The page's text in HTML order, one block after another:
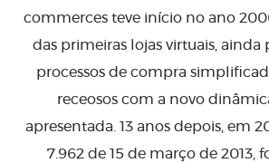
commerces teve início no ano
das primeiras lojas virtuais, ainda
processos de compra
receosos com a novo
apresentada. 13 anos depois, em
7.962 de 15 de março de 2013,